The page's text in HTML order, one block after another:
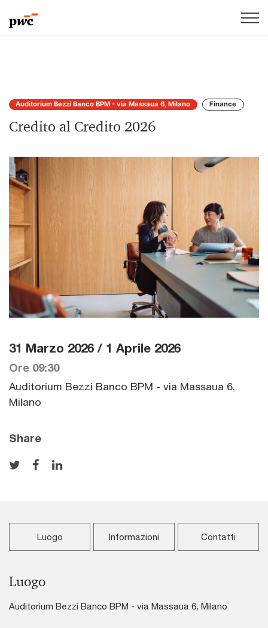
Auditorium Bezzi Banco BPM - via Massaua 6, Milano Finance
Credito al Credito 2026
31 Marzo 2026 / 1 Aprile 2026
Ore 09:30
Auditorium Bezzi Banco BPM - via Massaua 6,
Milano
Share
Luogo Informazioni Contatti
Luogo
Auditorium Bezzi Banco BPM - via Massaua 6, Milano